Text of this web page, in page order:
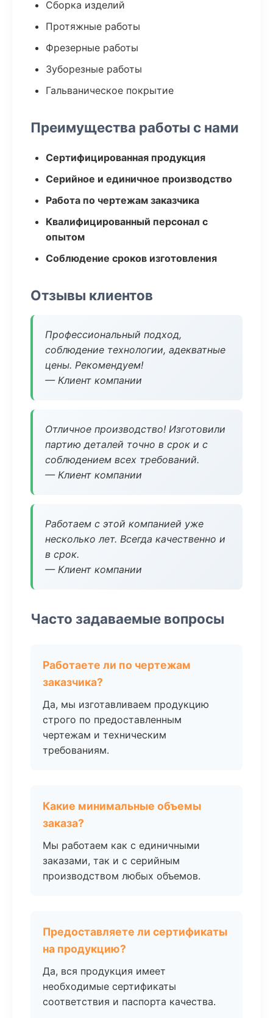
Сборка изделий
Протяжные работы
Фрезерные работы
Зуборезные работы
Гальваническое покрытие
Преимущества работы с нами
Сертифицированная продукция
Серийное и единичное производство
Работа по чертежам заказчика
Квалифицированный персонал с
опытом
Соблюдение сроков изготовления
Отзывы клиентов
Профессиональный подход,
соблюдение технологии, адекватные
цены. Рекомендуем!
— Клиент компании
Отличное производство! Изготовили
партию деталей точно в срок и с
соблюдением всех требований.
— Клиент компании
Работаем с этой компанией уже
несколько лет. Всегда качественно и
в срок.
— Клиент компании
Часто задаваемые вопросы
Работаете ли по чертежам
заказчика?
Да, мы изготавливаем продукцию
строго по предоставленным
чертежам и техническим
требованиям.
Какие минимальные объемы
заказа?
Мы работаем как с единичными
заказами, так и с серийным
производством любых объемов.
Предоставляете ли сертификаты
на продукцию?
Да, вся продукция имеет
необходимые сертификаты
соответствия и паспорта качества.